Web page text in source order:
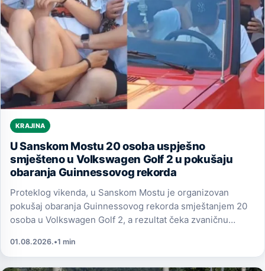
KRAJINA
U Sanskom Mostu 20 osoba uspješno
smješteno u Volkswagen Golf 2 u pokušaju
obaranja Guinnessovog rekorda
Proteklog vikenda, u Sanskom Mostu je organizovan
pokušaj obaranja Guinnessovog rekorda smještanjem 20
osoba u Volkswagen Golf 2, a rezultat čeka zvaničnu
01.08.2026.•1 min